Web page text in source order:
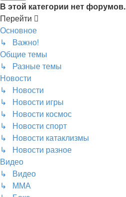
В этой категории нет форумов.
Перейти
Основное
↳ Важно!
Общие темы
↳ Разные темы
Новости
↳ Новости
↳ Новости игры
↳ Новости космос
↳ Новости спорт
↳ Новости катаклизмы
↳ Новости разное
Видео
↳ Видео
↳ ММА